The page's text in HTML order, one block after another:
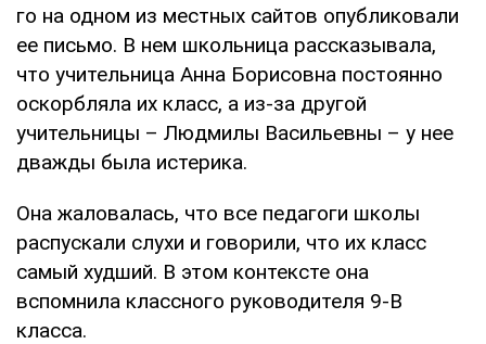
го на одном из местных сайтов опубликовали
ее письмо. В нем школьница рассказывала,
что учительница Анна Борисовна постоянно
оскорбляла их класс, а из-за другой
учительницы – Людмилы Васильевны – у нее
дважды была истерика.
Она жаловалась, что все педагоги школы
распускали слухи и говорили, что их класс
самый худший. В этом контексте она
вспомнила классного руководителя 9-В
класса.